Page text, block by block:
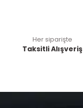
Her siparişte
Taksitli Alışveriş